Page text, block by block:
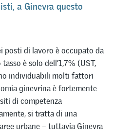
a Ginevra questo
posti di lavoro è occupato da
è solo dell’1,7% (UST,
individuabili molti fattori
ginevrina è fortemente
di competenza
si tratta di una
urbane – tuttavia Ginevra